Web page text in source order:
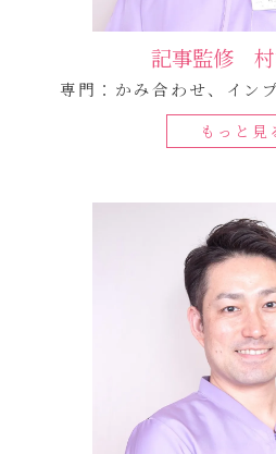
記事監修 村
専門：かみ合わせ、イン
もっと見